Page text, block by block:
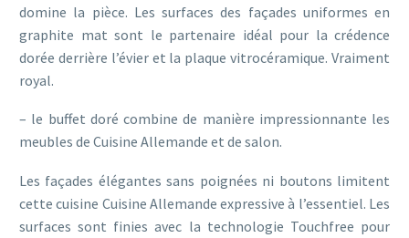
domine la pièce. Les surfaces des façades uniformes en
graphite mat sont le partenaire idéal pour la crédence
dorée derrière l’évier et la plaque vitrocéramique. Vraiment
royal.
– le buffet doré combine de manière impressionnante les
meubles de Cuisine Allemande et de salon.
Les façades élégantes sans poignées ni boutons limitent
cette cuisine Cuisine Allemande expressive à l’essentiel. Les
surfaces sont finies avec la technologie Touchfree pour